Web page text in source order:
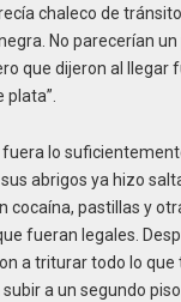
chaleco de
No parecerían un
que dijeron al llegar
plata”.
fuera lo
abrigos ya hizo
cocaína, pastillas y
fueran legales.
a triturar todo lo que
a un segundo